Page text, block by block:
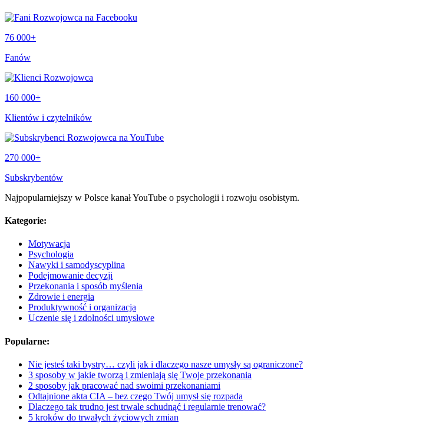
76 000+
Fanów
160 000+
Klientów i czytelników
270 000+
Subskrybentów
Najpopularniejszy w Polsce kanał YouTube o psychologii i rozwoju osobistym.
Kategorie:
Motywacja
Psychologia
Nawyki i samodyscyplina
Podejmowanie decyzji
Przekonania i sposób myślenia
Zdrowie i energia
Produktywność i organizacja
Uczenie się i zdolności umysłowe
Popularne:
Nie jesteś taki bystry… czyli jak i dlaczego nasze umysły są ograniczone?
​​​​3 sposoby w jakie tworzą i zmieniają się Twoje przekonania
2 sposoby jak pracować nad swoimi przekonaniami
Odtajnione akta CIA – bez czego Twój umysł się rozpada
Dlaczego tak trudno jest trwale schudnąć i regularnie trenować?
5 kroków do trwałych życiowych zmian